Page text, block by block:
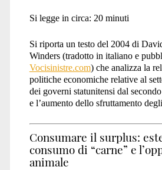
Acts</span>
Si legge in circa: 20 minuti
Si riporta un testo del 2004 di
Winders (tradotto in italiano e
Vocisinistre.com) che analizza la
politiche economiche relative al
dei governi statunitensi dal
e l’aumento dello sfruttamento
Consumare il surplus:
consumo di “carne” e
animale